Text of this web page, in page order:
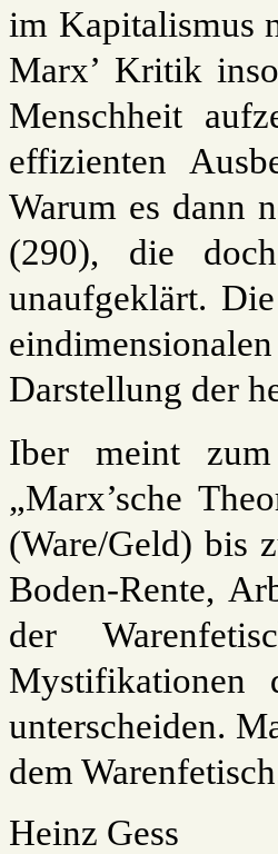
im Kapitalismus
Marx’ Kritik
Menschheit
effizienten
Warum es dann
(290), die
unaufgeklärt.
Darstellung der
Iber meint zum
„Marx’sche
(Ware/Geld) bis
Boden-Rente,
der
Mystifikationen
unterscheiden.
dem
Heinz Gess